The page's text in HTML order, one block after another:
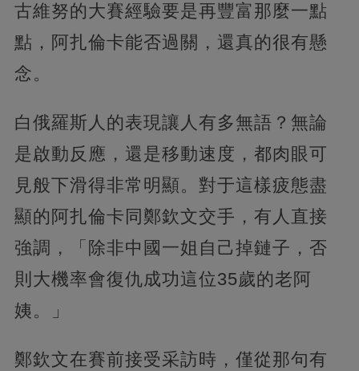
古維努的大賽經驗要是再豐富那麼一點
點，阿扎倫卡能否過關，還真的很有懸
念。
白俄羅斯人的表現讓人有多無語？無論
是啟動反應，還是移動速度，都肉眼可
見般下滑得非常明顯。對于這樣疲態盡
顯的阿扎倫卡同鄭欽文交手，有人直接
強調，「除非中國一姐自己掉鏈子，否
則大機率會復仇成功這位35歲的老阿
姨。」
鄭欽文在賽前接受采訪時，僅從那句有